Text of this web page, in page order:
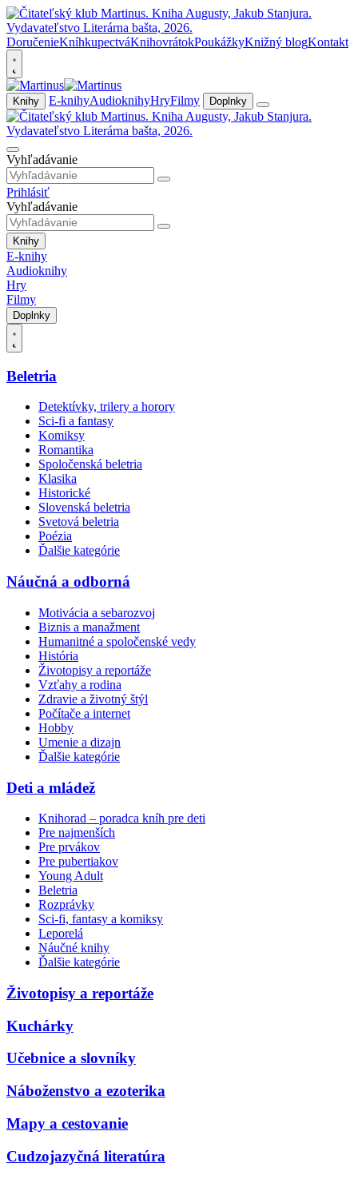
DoručenieKníhkupectváKnihovrátokPoukážkyKnižný blogKontakt
Knihy E-knihyAudioknihyHryFilmy Doplnky
Vyhľadávanie
Prihlásiť
Vyhľadávanie
Knihy
E-knihy
Audioknihy
Hry
Filmy
Doplnky
Beletria
Detektívky, trilery a horory
Sci-fi a fantasy
Komiksy
Romantika
Spoločenská beletria
Klasika
Historické
Slovenská beletria
Svetová beletria
Poézia
Ďalšie kategórie
Náučná a odborná
Motivácia a sebarozvoj
Biznis a manažment
Humanitné a spoločenské vedy
História
Životopisy a reportáže
Vzťahy a rodina
Zdravie a životný štýl
Počítače a internet
Hobby
Umenie a dizajn
Ďalšie kategórie
Deti a mládež
Knihorad – poradca kníh pre deti
Pre najmenších
Pre prvákov
Pre pubertiakov
Young Adult
Beletria
Rozprávky
Sci-fi, fantasy a komiksy
Leporelá
Náučné knihy
Ďalšie kategórie
Životopisy a reportáže
Kuchárky
Učebnice a slovníky
Náboženstvo a ezoterika
Mapy a cestovanie
Cudzojazyčná literatúra